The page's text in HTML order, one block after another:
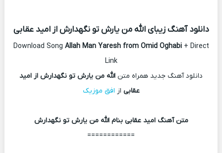
دانلود آهنگ زیبای الله من یارش تو نگهدارش از امید عقابی
Download Song Allah Man Yaresh from Omid Oghabi+ Direct
Link
دانلود آهنگ جدید همراه متن الله من یارش تو نگهدارش از امید
عقابی از افق موزیک
متن آهنگ امید عقابی بنام الله من یارش تو نگهدارش
============